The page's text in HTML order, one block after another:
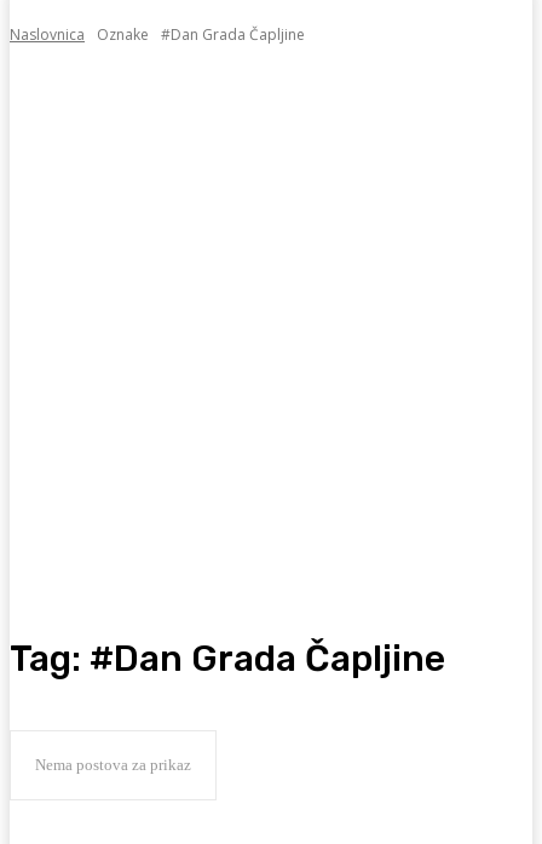
Naslovnica Oznake #Dan Grada Čapljine
Tag: #Dan Grada Čapljine
Nema postova za prikaz